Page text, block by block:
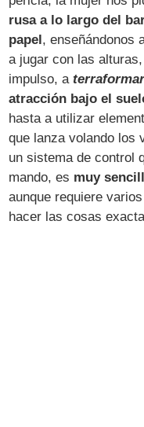
rusa a lo largo del
papel, enseñándonos
a jugar con las
impulso, a
atracción bajo el
hasta a utilizar
que lanza volando los
un sistema de control
mando, es muy
aunque requiere
hacer las cosas